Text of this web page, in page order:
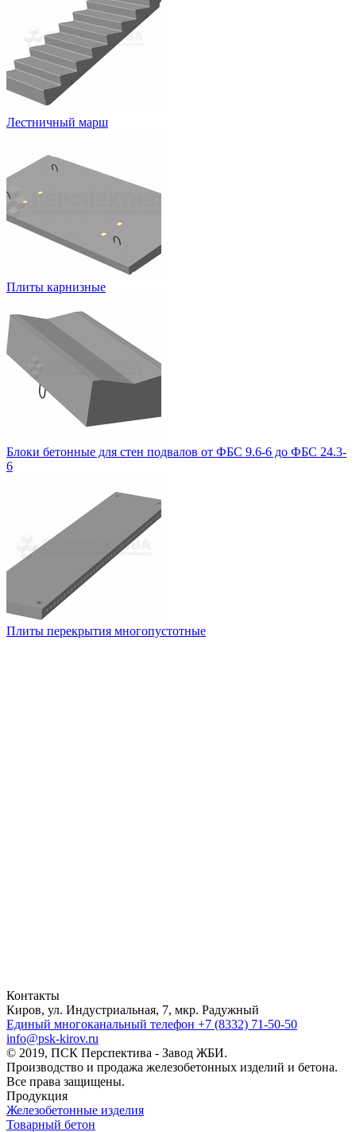
Лестничный марш
Плиты карнизные
Блоки бетонные для стен подвалов от ФБС 9.6-6 до ФБС 24.3-
6
Плиты перекрытия многопустотные
Контакты
Киров, ул. Индустриальная, 7, мкр. Радужный
Единый многоканальный телефон +7 (8332) 71-50-50
info@psk-kirov.ru
© 2019, ПСК Перспектива - Завод ЖБИ.
Производство и продажа железобетонных изделий и бетона.
Все права защищены.
Продукция
Железобетонные изделия
Товарный бетон